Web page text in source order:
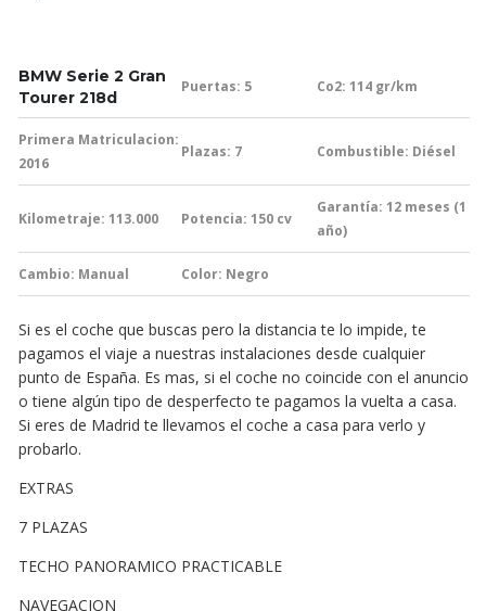
BMW Serie 2 Gran
Tourer 218d
Puertas: 5 Co2: 114 gr/km
Primera Matriculacion:
2016
Plazas: 7 Combustible: Diésel
Kilometraje: 113.000 Potencia: 150 cv
Garantía: 12 meses (1
año)
Cambio: Manual Color: Negro
Si es el coche que buscas pero la distancia te lo impide, te
pagamos el viaje a nuestras instalaciones desde cualquier
punto de España. Es mas, si el coche no coincide con el anuncio
o tiene algún tipo de desperfecto te pagamos la vuelta a casa.
Si eres de Madrid te llevamos el coche a casa para verlo y
probarlo.
EXTRAS
7 PLAZAS
TECHO PANORAMICO PRACTICABLE
NAVEGACION